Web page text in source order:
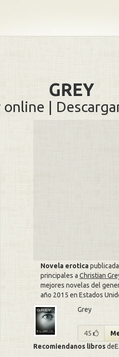
GREY
online |
Novela erotica
principales a Christian
mejores novelas del
año 2015 en Estados
Grey
45
Recomiendanos libros